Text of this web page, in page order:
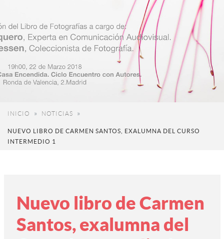
INICIO NOTICIAS
NUEVO LIBRO DE CARMEN SANTOS, EXALUMNA DEL CURSO
INTERMEDIO 1
Nuevo libro de Carmen
Santos, exalumna del